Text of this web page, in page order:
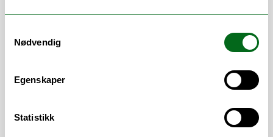
Nødvendig
Egenskaper
Statistikk
- Studierådgivning
emneledere og studieledere i studiesaker